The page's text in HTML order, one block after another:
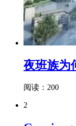
夜班族为
阅读：200
2